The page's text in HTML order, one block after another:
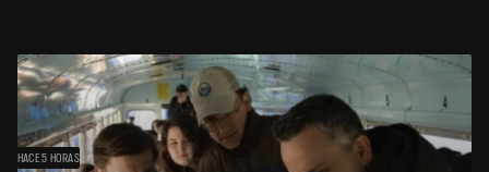
HACE 5 HORAS